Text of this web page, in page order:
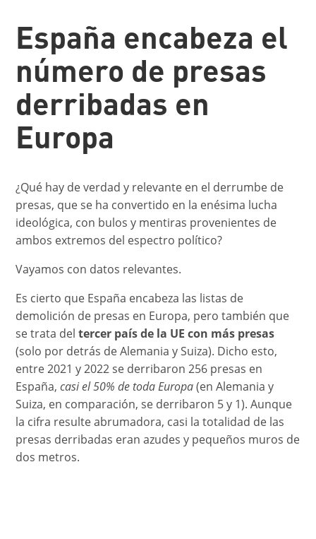
España encabeza el
número de presas
derribadas en
Europa
¿Qué hay de verdad y relevante en el derrumbe de
presas, que se ha convertido en la enésima lucha
ideológica, con bulos y mentiras provenientes de
ambos extremos del espectro político?
Vayamos con datos relevantes.
Es cierto que España encabeza las listas de
demolición de presas en Europa, pero también que
se trata deltercer país de la UE con más presas
(solo por detrás de Alemania y Suiza). Dicho esto,
entre 2021 y 2022 se derribaron 256 presas en
España,casi el 50% de toda Europa(en Alemania y
Suiza, en comparación, se derribaron 5 y 1). Aunque
la cifra resulte abrumadora, casi la totalidad de las
presas derribadas eran azudes y pequeños muros de
dos metros.